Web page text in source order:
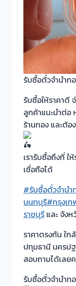
รับซื้อตั๋วจำนำท
รับซื้อให้ราคาดี
ลูกค้าแนะนำต่อ
ร้านทอง และต้อ
เรารับซื้อถึงที่
เชื่อถือได้
#รับซื้อตั๋วจำนำ
นนทบุรี#กรุงเท
ราชบุรี และ จัง
ราคาตรงกัน ใ
ปทุมธานี นครป
สอบถามได้เลย
รับซื้อตั๋วจำนำท